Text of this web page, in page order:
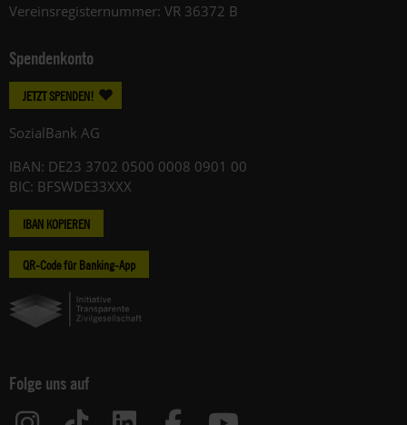
Vereinsregisternummer: VR 36372 B
Spendenkonto
JETZT SPENDEN!
SozialBank AG
IBAN: DE23 3702 0500 0008 0901 00
BIC: BFSWDE33XXX
IBAN KOPIEREN
QR-Code für Banking-App
Folge uns auf